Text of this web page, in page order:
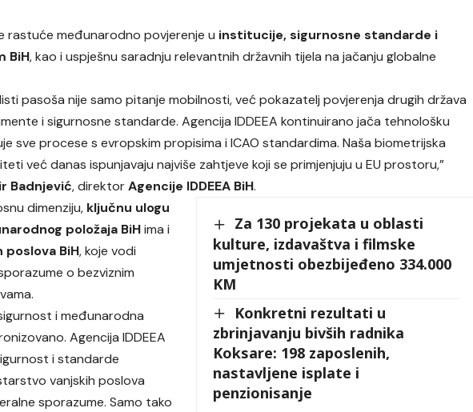
rastuće međunarodno povjerenje u institucije, sigurnosne standarde i
BiH, kao i uspješnu saradnju relevantnih državnih tijela na jačanju globalne
listi pasoša nije samo pitanje mobilnosti, već pokazatelj povjerenja drugih država
i sigurnosne standarde. Agencija IDDEEA kontinuirano jača tehnološku
sve procese s evropskim propisima i ICAO standardima. Naša biometrijska
već danas ispunjavaju najviše zahtjeve koji se primjenjuju u EU prostoru,”
Badnjević, direktorAgencije IDDEEA BiH.
Za 130 projekata u oblasti
kulture, izdavaštva i filmske
umjetnosti obezbijeđeno 334.000
KM
Konkretni rezultati u
zbrinjavanju bivših radnika
Koksare: 198 zaposlenih,
nastavljene isplate i
penzionisanje
dimenziju, ključnu ulogu
položaja BiHima i
BiH, koje vodi
o bezviznim
i međunarodna
Agencija IDDEEA
i standarde
vanjskih poslova
sporazume. Samo tako